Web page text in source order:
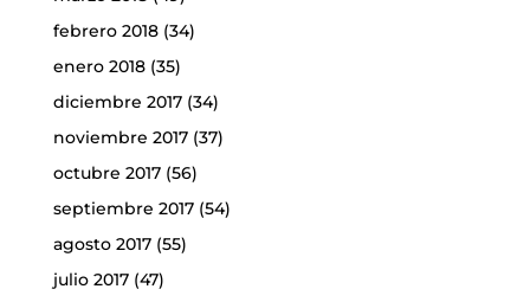
febrero 2018(34)
enero 2018(35)
diciembre 2017(34)
noviembre 2017(37)
octubre 2017(56)
septiembre 2017(54)
agosto 2017(55)
julio 2017(47)